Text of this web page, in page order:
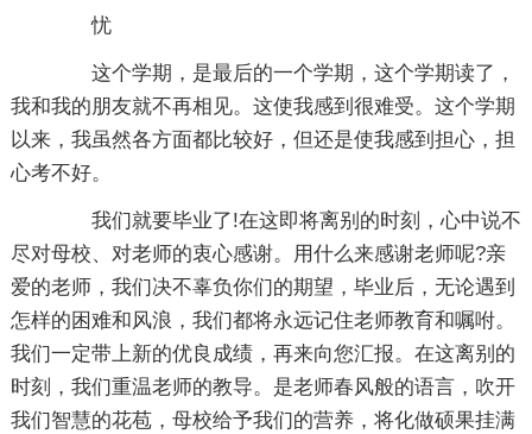
忧
这个学期，是最后的一个学期，这个学期读了，
我和我的朋友就不再相见。这使我感到很难受。这个学期
以来，我虽然各方面都比较好，但还是使我感到担心，担
心考不好。
我们就要毕业了!在这即将离别的时刻，心中说不
尽对母校、对老师的衷心感谢。用什么来感谢老师呢?亲
爱的老师，我们决不辜负你们的期望，毕业后，无论遇到
怎样的困难和风浪，我们都将永远记住老师教育和嘱咐。
我们一定带上新的优良成绩，再来向您汇报。在这离别的
时刻，我们重温老师的教导。是老师春风般的语言，吹开
我们智慧的花苞，母校给予我们的营养，将化做硕果挂满